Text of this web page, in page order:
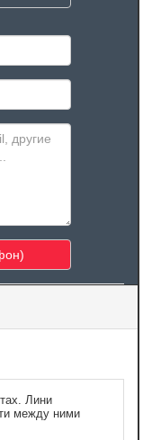
Лини
между ними